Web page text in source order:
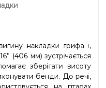
накладки грифа і,
(406 мм) зустрічається
зберігати висоту
бенди. До речі,